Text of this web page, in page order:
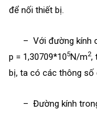
để nối thiết bị.
– Với đường kính
p = 1,30709*105N/m2,
bị, ta có các thông số
– Đường kính